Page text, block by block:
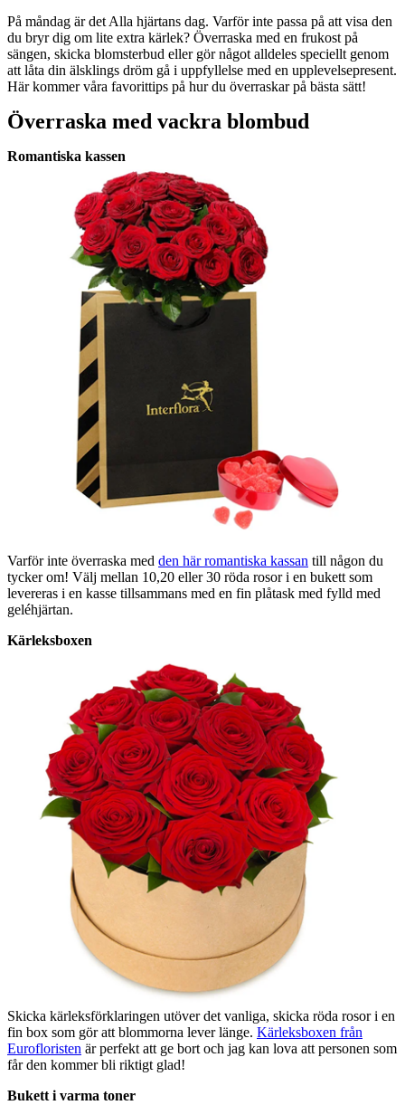
På måndag är det Alla hjärtans dag. Varför inte passa på att visa den
du bryr dig om lite extra kärlek? Överraska med en frukost på
sängen, skicka blomsterbud eller gör något alldeles speciellt genom
att låta din älsklings dröm gå i uppfyllelse med en upplevelsepresent.
Här kommer våra favorittips på hur du överraskar på bästa sätt!
Överraska med vackra blombud
Romantiska kassen
Varför inte överraska med den här romantiska kassan till någon du
tycker om! Välj mellan 10,20 eller 30 röda rosor i en bukett som
levereras i en kasse tillsammans med en fin plåtask med fylld med
geléhjärtan.
Kärleksboxen
Skicka kärleksförklaringen utöver det vanliga, skicka röda rosor i en
fin box som gör att blommorna lever länge. Kärleksboxen från
Eurofloristen är perfekt att ge bort och jag kan lova att personen som
får den kommer bli riktigt glad!
Bukett i varma toner